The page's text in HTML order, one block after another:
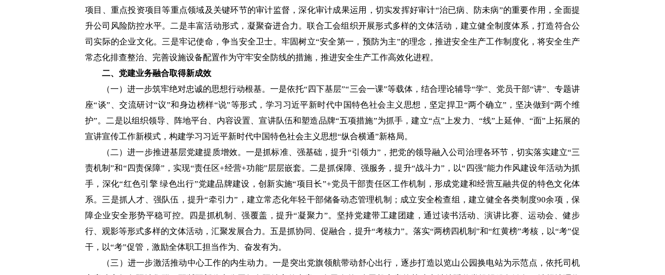
项目、重点投资项目等重点领域及关键环节的审计监督，深化审计成果运用，切实发挥好审计“治已病、防未病”的重要作用，全面提
升公司风险防控水平。二是丰富活动形式，凝聚奋进合力。联合工会组织开展形式多样的文体活动，建立健全制度体系，打造符合公
司实际的企业文化。三是牢记使命，争当安全卫士。牢固树立“安全第一，预防为主”的理念，推进安全生产工作制度化，将安全生产
常态化排查整治、完善设施设备配置作为守牢安全防线的措施，推进安全生产工作高效化进程。
二、党建业务融合取得新成效
（一）进一步筑牢绝对忠诚的思想行动根基。一是依托“四下基层”“三会一课”等载体，结合理论辅导“学”、党员干部“讲”、专题讲
座“谈”、交流研讨“议”和身边榜样“说”等形式，学习习近平新时代中国特色社会主义思想，坚定捍卫“两个确立”，坚决做到“两个维
护”。二是以组织领导、阵地平台、内容设置、宣讲队伍和塑造品牌“五项措施”为抓手，建立“点”上发力、“线”上延伸、“面”上拓展的
宣讲宣传工作新模式，构建学习习近平新时代中国特色社会主义思想“纵合横通”新格局。
（二）进一步推进基层党建提质增效。一是抓标准、强基础，提升“引领力”，把党的领导融入公司治理各环节，切实落实建立“三
责机制”和“四责保障”，实现“责任区+经营+功能”层层嵌套。二是抓保障、强服务，提升“战斗力”，以“四强”能力作风建设年活动为抓
手，深化“红色引擎 绿色出行”党建品牌建设，创新实施“项目长”+党员干部责任区工作机制，形成党建和经营互融共促的特色文化体
系。三是抓人才、强队伍，提升“牵引力”，建立常态化年轻干部储备动态管理机制；成立安全检查组，建立健全各类制度90余项，保
障企业安全形势平稳可控。四是抓机制、强覆盖，提升“凝聚力”。坚持党建带工建团建，通过读书活动、演讲比赛、运动会、健步
行、观影等形式多样的文体活动，汇聚发展合力。五是抓协同、促融合，提升“考核力”。落实“两榜四机制”和“红黄榜”考核，以“考”促
干，以“考”促管，激励全体职工担当作为、奋发有为。
（三）进一步激活推动中心工作的内生动力。一是突出党旗领航带动舒心出行，逐步打造以览山公园换电站为示范点，依托司机